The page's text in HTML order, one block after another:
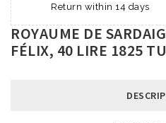
Return within 14 days
ROYAUME DE
FÉLIX, 40 LIRE 1825